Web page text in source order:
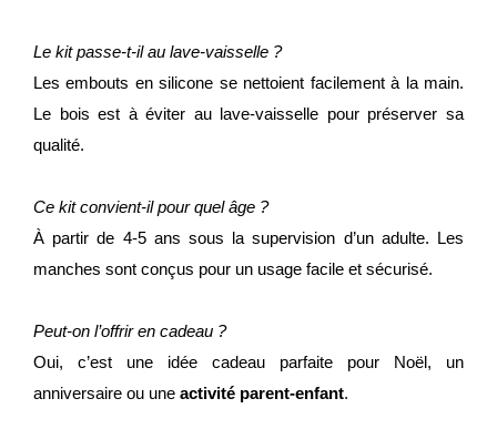
Le kit passe-t-il au lave-vaisselle ?
Les embouts en silicone se nettoient facilement à la main.
Le bois est à éviter au lave-vaisselle pour préserver sa
qualité.
Ce kit convient-il pour quel âge ?
À partir de 4-5 ans sous la supervision d’un adulte. Les
manches sont conçus pour un usage facile et sécurisé.
Peut-on l’offrir en cadeau ?
Oui, c’est une idée cadeau parfaite pour Noël, un
anniversaire ou une activité parent-enfant.